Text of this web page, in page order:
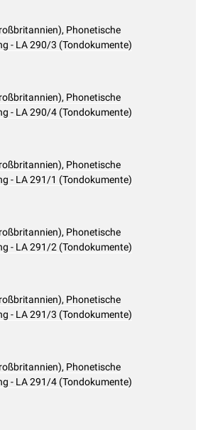
Phonetische
- LA 290/3 (Tondokumente)
Phonetische
- LA 290/4 (Tondokumente)
Phonetische
- LA 291/1 (Tondokumente)
Phonetische
- LA 291/2 (Tondokumente)
Phonetische
- LA 291/3 (Tondokumente)
Phonetische
- LA 291/4 (Tondokumente)